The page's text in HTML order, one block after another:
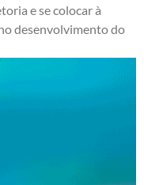
e se colocar à
desenvolvimento do